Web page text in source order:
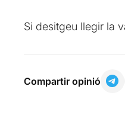
Si desitgeu llegir la
Compartir opinió